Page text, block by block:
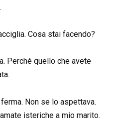
Cosa stai facendo?
Perché quello che avete
Non se lo aspettava.
isteriche a mio marito.